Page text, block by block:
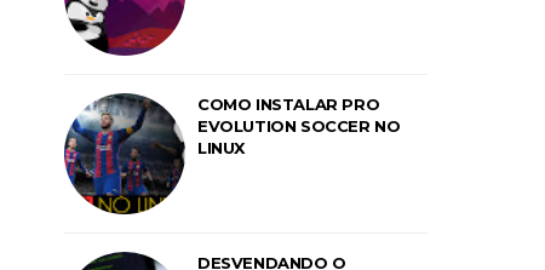
COMO INSTALAR PRO
EVOLUTION SOCCER NO
LINUX
DESVENDANDO O